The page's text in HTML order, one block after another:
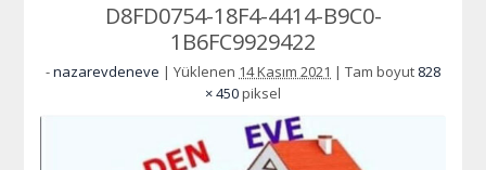
D8FD0754-18F4-4414-B9C0-
1B6FC9929422
-nazarevdeneve | Yüklenen 14 Kasım 2021 | Tam boyut 828
× 450piksel